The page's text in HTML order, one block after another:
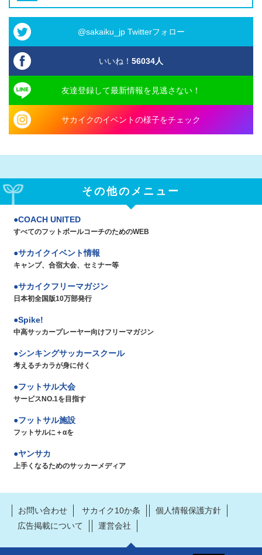
@sakaiku_jp Twitterフォロー
いいね！ 56034人
友達登録して最新情報を見逃さない！
サカイクのイベントの様子をチェック
その他のメニュー
COACH UNITED
すべてのフットボールコーチのためのWEB
サカイクイベント情報
キャンプ、合宿大会、セミナー等
サカイクフリーマガジン
日本初全国版10万部発行
Spike!
中高サッカープレーヤー向けフリーマガジン
シンキングサッカースクール
考えるチカラが身に付く
フットサル大会
サービスNO.1を目指す
フットサル施設
フットサルに＋αを
ヤンサカ
上手くなるためのサッカーメディア
お問い合わせ サカイク10か条
個人情報保護方針
広告掲載について
運営会社